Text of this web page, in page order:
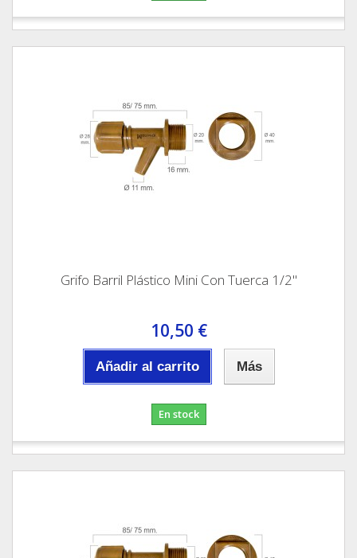
Grifo Barril Plástico Mini Con Tuerca 1/2"
10,50 €
Añadir al carrito Más
En stock